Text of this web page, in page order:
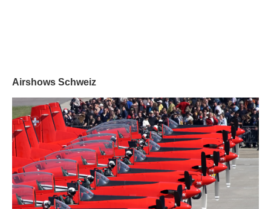
Airshows Schweiz